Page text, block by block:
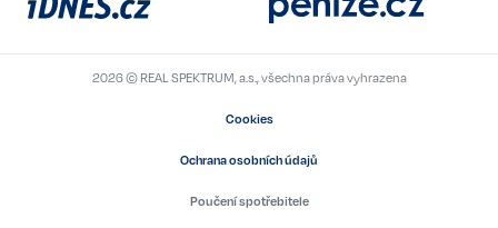
2026 © REAL SPEKTRUM, a.s., všechna práva vyhrazena
Cookies
Ochrana osobních údajů
Poučení spotřebitele